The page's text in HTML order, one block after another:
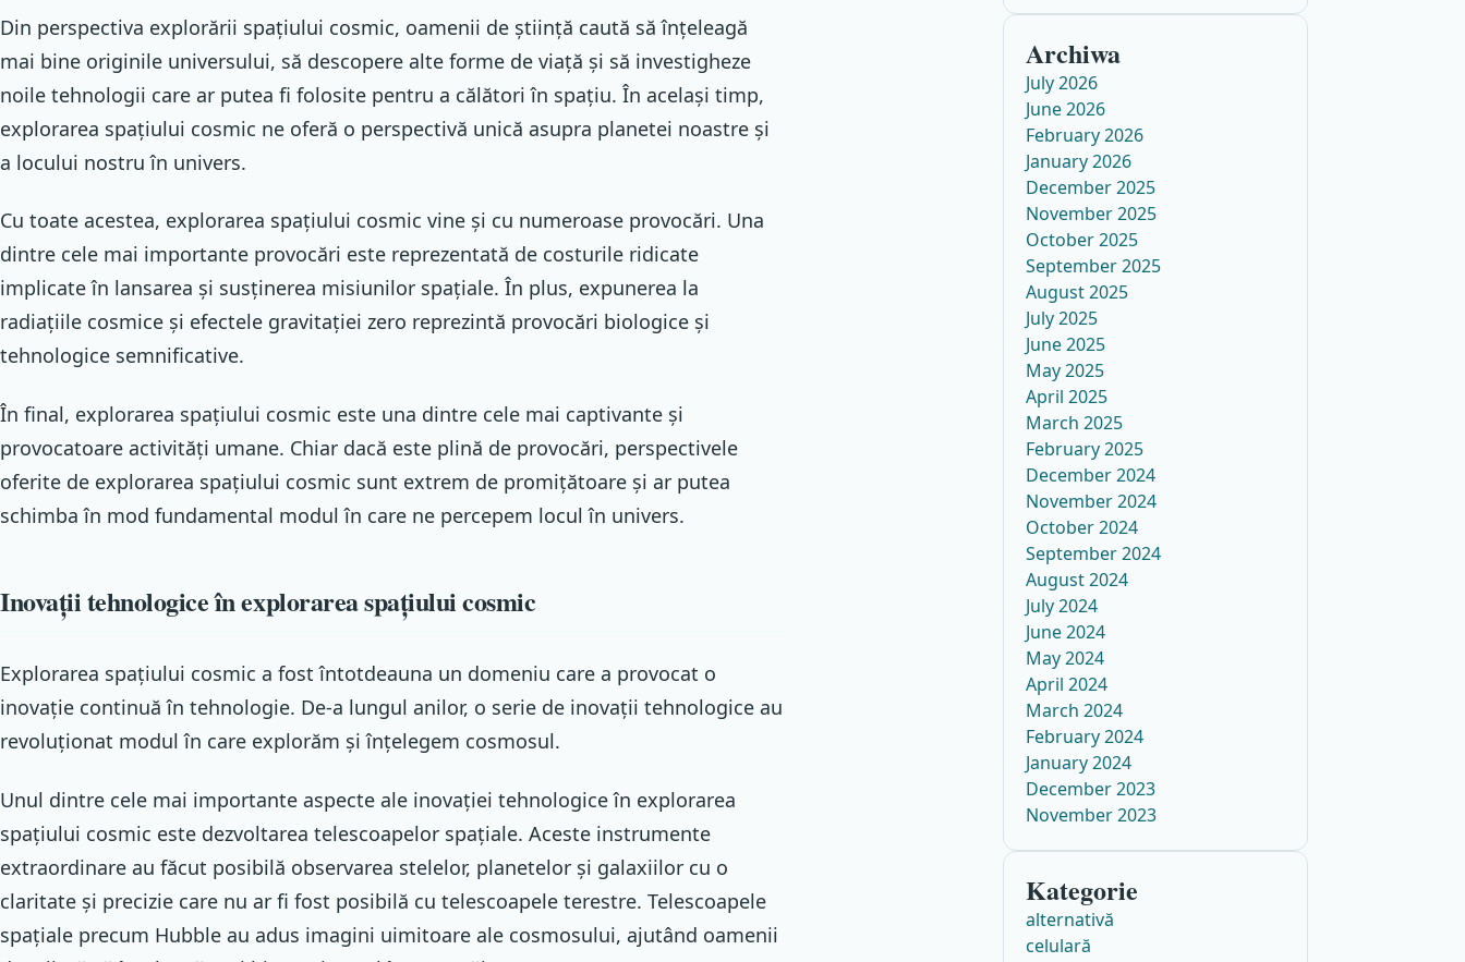
Din perspectiva explorării spațiului cosmic, oamenii de știință caută să înțeleagă
mai bine originile universului, să descopere alte forme de viață și să investigheze
noile tehnologii care ar putea fi folosite pentru a călători în spațiu. În același timp,
explorarea spațiului cosmic ne oferă o perspectivă unică asupra planetei noastre și
a locului nostru în univers.
Cu toate acestea, explorarea spațiului cosmic vine și cu numeroase provocări. Una
dintre cele mai importante provocări este reprezentată de costurile ridicate
implicate în lansarea și susținerea misiunilor spațiale. În plus, expunerea la
radiațiile cosmice și efectele gravitației zero reprezintă provocări biologice și
tehnologice semnificative.
În final, explorarea spațiului cosmic este una dintre cele mai captivante și
provocatoare activități umane. Chiar dacă este plină de provocări, perspectivele
oferite de explorarea spațiului cosmic sunt extrem de promițătoare și ar putea
schimba în mod fundamental modul în care ne percepem locul în univers.
Inovații tehnologice în explorarea spațiului cosmic
Explorarea spațiului cosmic a fost întotdeauna un domeniu care a provocat o
inovație continuă în tehnologie. De-a lungul anilor, o serie de inovații tehnologice au
revoluționat modul în care explorăm și înțelegem cosmosul.
Unul dintre cele mai importante aspecte ale inovației tehnologice în explorarea
spațiului cosmic este dezvoltarea telescoapelor spațiale. Aceste instrumente
extraordinare au făcut posibilă observarea stelelor, planetelor și galaxiilor cu o
claritate și precizie care nu ar fi fost posibilă cu telescoapele terestre. Telescoapele
spațiale precum Hubble au adus imagini uimitoare ale cosmosului, ajutând oamenii
Archiwa
July 2026
June 2026
February 2026
January 2026
December 2025
November 2025
October 2025
September 2025
August 2025
July 2025
June 2025
May 2025
April 2025
March 2025
February 2025
December 2024
November 2024
October 2024
September 2024
August 2024
July 2024
June 2024
May 2024
April 2024
March 2024
February 2024
January 2024
December 2023
November 2023
Kategorie
alternativă
celulară